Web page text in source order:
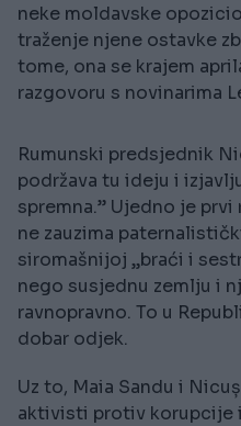
neke moldavske
traženje njene ostavke
tome, ona se krajem
razgovoru s novinarima
Rumunski predsjednik
podržava tu ideju i
spremna.” Ujedno je
ne zauzima
siromašnijoj „braći i
nego susjednu zemlju i
ravnopravno. To u
dobar odjek.
Uz to, Maia Sandu i
aktivisti protiv korupcije